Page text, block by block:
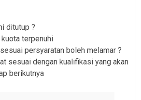
ditutup ?
terpenuhi
persyaratan boleh melamar ?
sesuai dengan kualifikasi yang akan
berikutnya